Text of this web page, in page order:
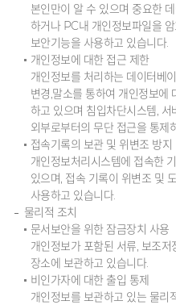
본인만이 알 수 있으며 중요한
하거나 PC내 개인정보파일을
보안기능을 사용하고 있습니다.
개인정보에 대한 접근 제한
개인정보를 처리하는 데이터베
변경,말소를 통하여 개인정보에
하고 있으며 침입차단시스템,
외부로부터의 무단 접근을 통제
접속기록의 보관 및 위변조 방지
개인정보처리시스템에 접속한
있으며, 접속 기록이 위변조 및
사용하고 있습니다.
물리적 조치
문서보안을 위한 잠금장치 사용
개인정보가 포함된 서류, 보조
장소에 보관하고 있습니다.
비인가자에 대한 출입 통제
개인정보를 보관하고 있는 물리